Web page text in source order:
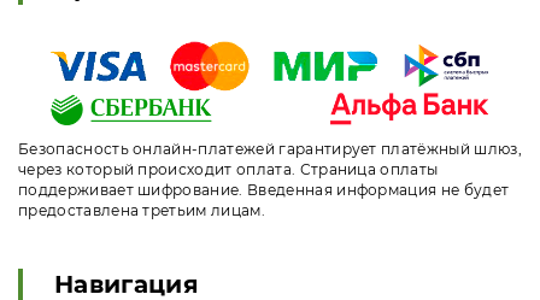
Безопасность онлайн-платежей гарантирует платёжный шлюз,
через который происходит оплата. Страница оплаты
поддерживает шифрование. Введенная информация не будет
предоставлена третьим лицам.
Навигация